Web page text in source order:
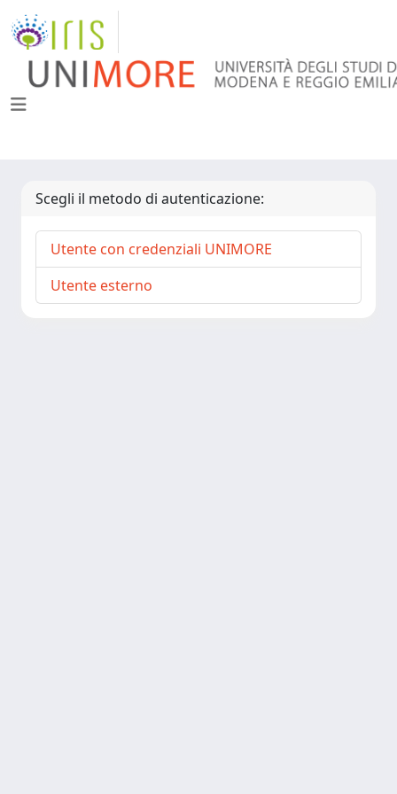
Scegli il metodo di autenticazione:
Utente con credenziali UNIMORE
Utente esterno